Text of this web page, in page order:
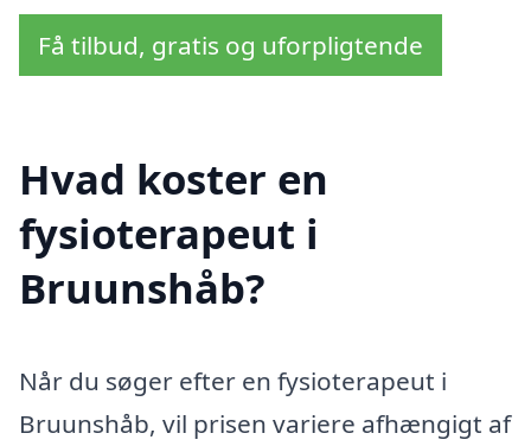
Få tilbud, gratis og uforpligtende
Hvad koster en
fysioterapeut i
Bruunshåb?
Når du søger efter en fysioterapeut i
Bruunshåb, vil prisen variere afhængigt af